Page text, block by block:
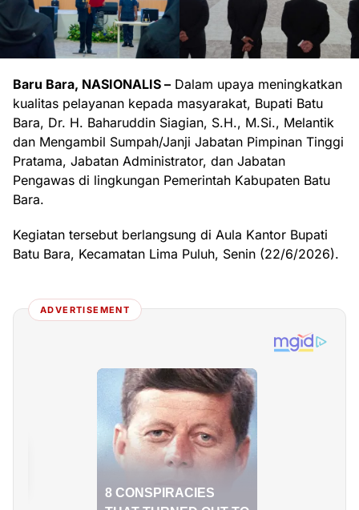
Baru Bara, NASIONALIS – Dalam upaya meningkatkan
kualitas pelayanan kepada masyarakat, Bupati Batu
Bara, Dr. H. Baharuddin Siagian, S.H., M.Si., Melantik
dan Mengambil Sumpah/Janji Jabatan Pimpinan Tinggi
Pratama, Jabatan Administrator, dan Jabatan
Pengawas di lingkungan Pemerintah Kabupaten Batu
Bara.
Kegiatan tersebut berlangsung di Aula Kantor Bupati
Batu Bara, Kecamatan Lima Puluh, Senin (22/6/2026).
ADVERTISEMENT